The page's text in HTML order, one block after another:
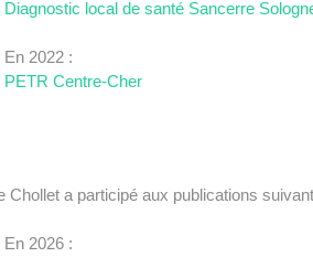
Diagnostic local de santé Sancerre
En 2022 :
PETR Centre-Cher
Chollet a participé aux publications
En 2026 :